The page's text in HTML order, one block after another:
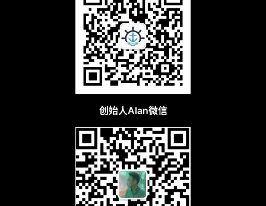
创始人Alan微信